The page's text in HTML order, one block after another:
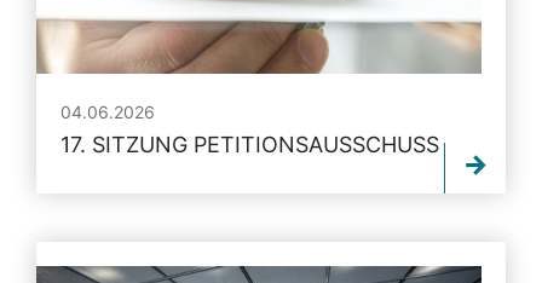
04.06.2026
17. SITZUNG PETITIONSAUSSCHUSS